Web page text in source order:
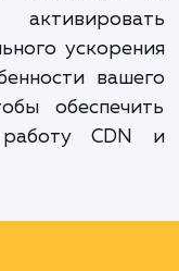
сайта и